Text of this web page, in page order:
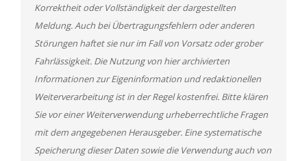
Korrektheit oder Vollständigkeit der dargestellten
Meldung. Auch bei Übertragungsfehlern oder anderen
Störungen haftet sie nur im Fall von Vorsatz oder grober
Fahrlässigkeit. Die Nutzung von hier archivierten
Informationen zur Eigeninformation und redaktionellen
Weiterverarbeitung ist in der Regel kostenfrei. Bitte klären
Sie vor einer Weiterverwendung urheberrechtliche Fragen
mit dem angegebenen Herausgeber. Eine systematische
Speicherung dieser Daten sowie die Verwendung auch von